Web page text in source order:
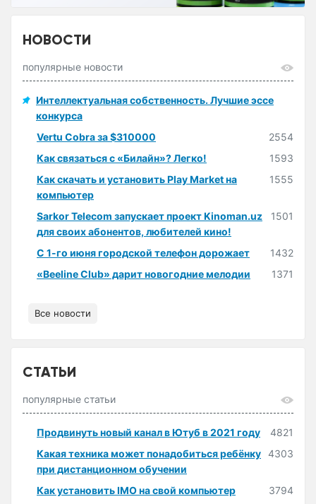
НОВОСТИ
популярные новости
Интеллектуальная собственность. Лучшие эссе
конкурса
Vertu Cobra за $310000
2554
Как связаться с «Билайн»? Легко!
1593
Как скачать и установить Play Market на
компьютер
1555
Sarkor Telecom запускает проект Kinoman.uz
для своих абонентов, любителей кино!
1501
С 1-го июня городской телефон дорожает
1432
«Beeline Club» дарит новогодние мелодии
1371
Все новости
СТАТЬИ
популярные статьи
Продвинуть новый канал в Ютуб в 2021 году
4821
Какая техника может понадобиться ребёнку
при дистанционном обучении
4303
Как установить IMO на свой компьютер
3794